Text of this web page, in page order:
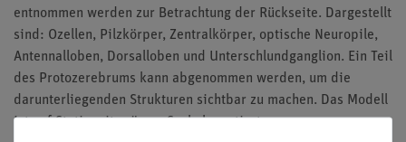
entnommen werden zur Betrachtung der Rückseite. Dargestellt
sind: Ozellen, Pilzkörper, Zentralkörper, optische Neuropile,
Antennalloben, Dorsalloben und Unterschlundganglion. Ein Teil
des Protozerebrums kann abgenommen werden, um die
darunterliegenden Strukturen sichtbar zu machen. Das Modell
ist auf Stativ mit grünem Sockel montiert.